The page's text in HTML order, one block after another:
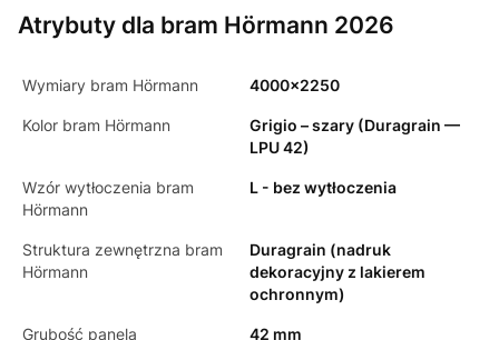
Atrybuty dla bram Hörmann 2026
Wymiary bram Hörmann 4000x2250
Kolor bram Hörmann
Grigio – szary (Duragrain —
LPU 42)
Wzór wytłoczenia bram
Hörmann
L - bez wytłoczenia
Struktura zewnętrzna bram
Hörmann
Duragrain (nadruk
dekoracyjny z lakierem
ochronnym)
Grubość panela 42 mm